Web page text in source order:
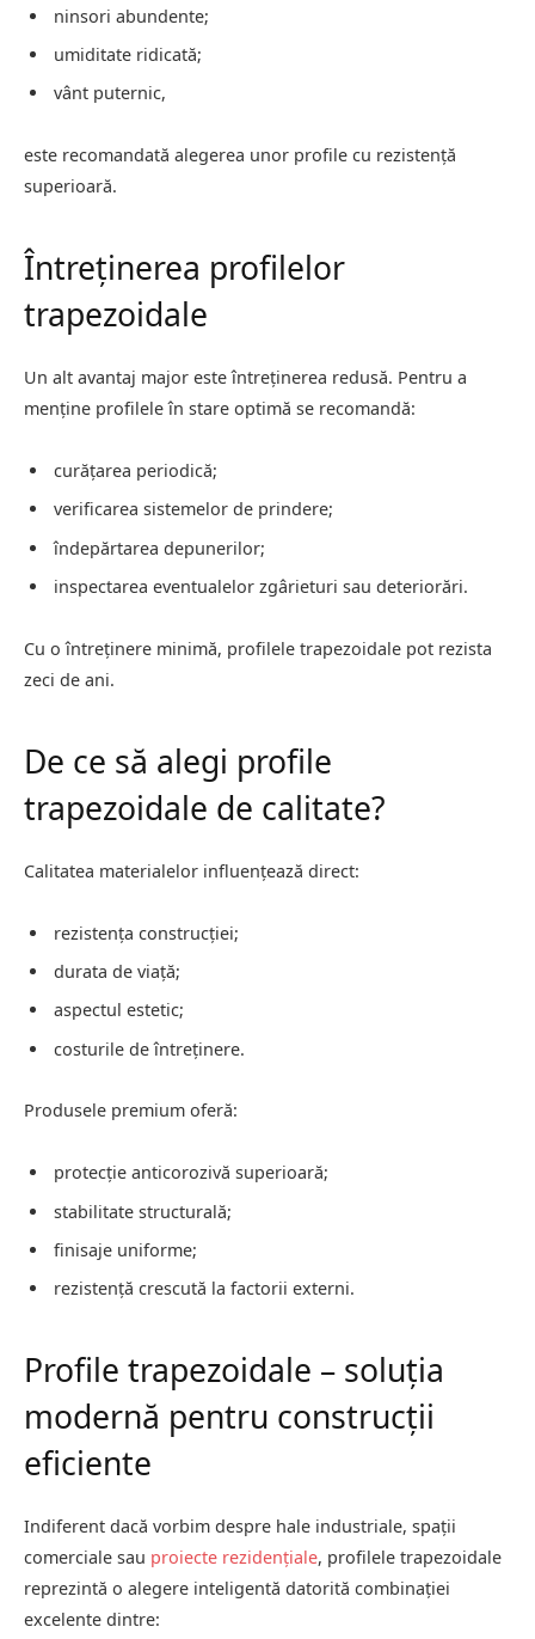
ninsori abundente;
umiditate ridicată;
vânt puternic,
este recomandată alegerea unor profile cu rezistență
superioară.
Întreținerea profilelor
trapezoidale
Un alt avantaj major este întreținerea redusă. Pentru a
menține profilele în stare optimă se recomandă:
curățarea periodică;
verificarea sistemelor de prindere;
îndepărtarea depunerilor;
inspectarea eventualelor zgârieturi sau deteriorări.
Cu o întreținere minimă, profilele trapezoidale pot rezista
zeci de ani.
De ce să alegi profile
trapezoidale de calitate?
Calitatea materialelor influențează direct:
rezistența construcției;
durata de viață;
aspectul estetic;
costurile de întreținere.
Produsele premium oferă:
protecție anticorozivă superioară;
stabilitate structurală;
finisaje uniforme;
rezistență crescută la factorii externi.
Profile trapezoidale – soluția
modernă pentru construcții
eficiente
Indiferent dacă vorbim despre hale industriale, spații
comerciale sau proiecte rezidențiale, profilele trapezoidale
reprezintă o alegere inteligentă datorită combinației
excelente dintre: